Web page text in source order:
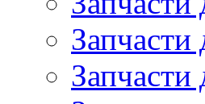
Запчасти
Запчасти